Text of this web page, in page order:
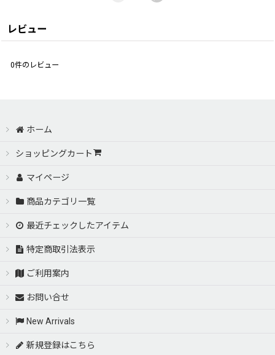
レビュー
0件のレビュー
ホーム
ショッピングカート
マイページ
商品カテゴリ一覧
最近チェックしたアイテム
特定商取引法表示
ご利用案内
お問い合せ
New Arrivals
新規登録はこちら